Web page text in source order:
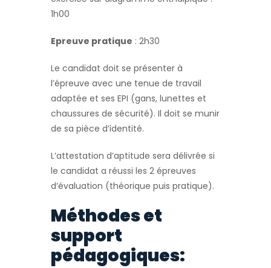
1h00
Epreuve pratique : 2h30
Le candidat doit se présenter à
l’épreuve avec une tenue de travail
adaptée et ses EPI (gans, lunettes et
chaussures de sécurité). Il doit se munir
de sa pièce d’identité.
L’attestation d’aptitude sera délivrée si
le candidat a réussi les 2 épreuves
d’évaluation (théorique puis pratique).
Méthodes et
support
pédagogiques: